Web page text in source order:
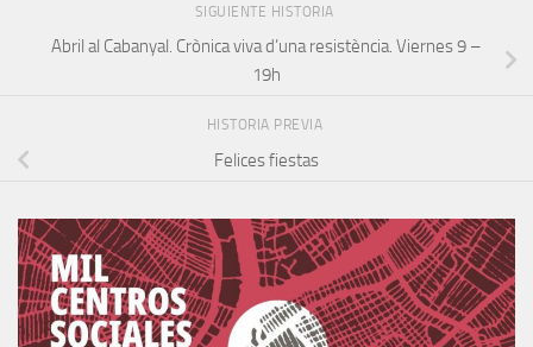
SIGUIENTE HISTORIA
Abril al Cabanyal. Crònica viva d’una resistència. Viernes 9 –
19h
HISTORIA PREVIA
Felices fiestas